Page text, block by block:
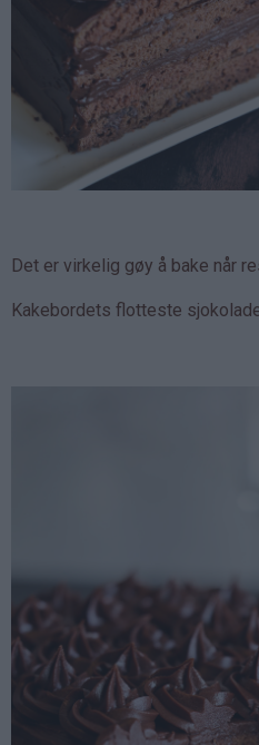
Det er virkelig gøy å bake når
Kakebordets flotteste